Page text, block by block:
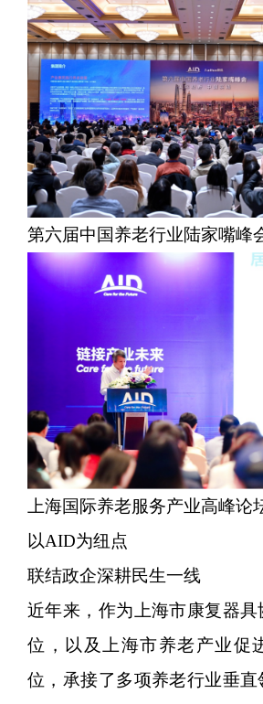
第六届中国养老行业陆家嘴峰
上海国际养老服务产业高峰论
以AID为纽点
联结政企深耕民生一线
近年来，作为上海市康复器
位，以及上海市养老产业促
位，承接了多项养老行业垂直